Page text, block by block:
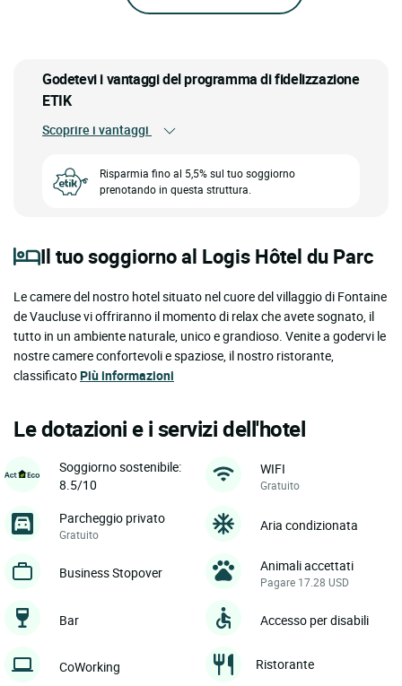
Godetevi i vantaggi del programma di fidelizzazione
ETIK
Scoprire i vantaggi
Risparmia fino al 5,5% sul tuo soggiorno
prenotando in questa struttura.
Il tuo soggiorno al Logis Hôtel du Parc
Le camere del nostro hotel situato nel cuore del villaggio di Fontaine
de Vaucluse vi offriranno il momento di relax che avete sognato, il
tutto in un ambiente naturale, unico e grandioso. Venite a godervi le
nostre camere confortevoli e spaziose, il nostro ristorante,
classificatoPiù informazioni
Le dotazioni e i servizi dell'hotel
Soggiorno sostenibile:
8.5/10
WIFI
Gratuito
Parcheggio privato
Gratuito
Aria condizionata
Business Stopover Animali accettati
Pagare 17.28 USD
Bar Accesso per disabili
CoWorking Ristorante